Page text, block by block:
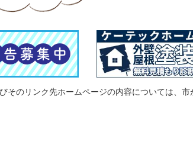
そのリンク先ホームページの内容については、